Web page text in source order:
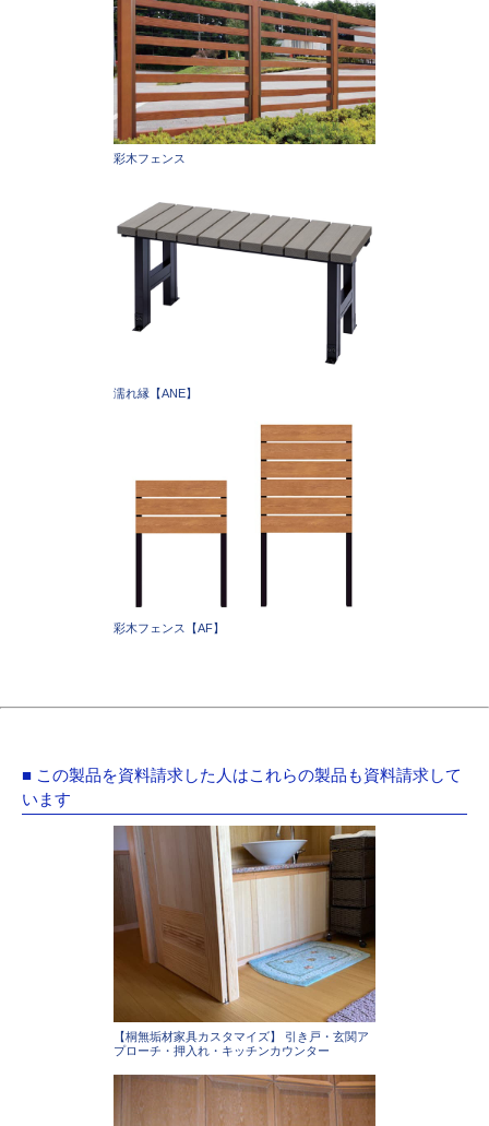
彩木フェンス
濡れ縁【ANE】
彩木フェンス【AF】
■ この製品を資料請求した人はこれらの製品も資料請求して
います
【桐無垢材家具カスタマイズ】 引き戸・玄関ア
プローチ・押入れ・キッチンカウンター